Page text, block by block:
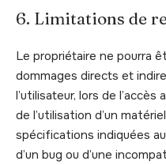
6. Limitations de
Le propriétaire ne pourra
dommages directs et
l’utilisateur, lors de
de l’utilisation d’un
spécifications indiquées
d’un bug ou d’une